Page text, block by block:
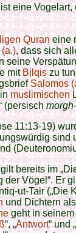
eine
Quraneine
, dass sich
seine
mitBilqis zu
Salomos
inmuslimischen
(persisch
11:13-19)
sind
bereits im
der Vögel“. Er
ut-Tair („Die
und Dichtern
geht in seinem
“, „Antwort“ und „